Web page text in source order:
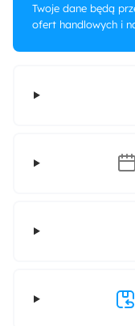
Twoje dane będą
ofert handlowych i